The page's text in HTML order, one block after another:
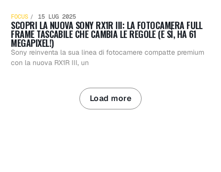
Sony
2025: la
guida
Nuova
RX1R III:
FOCUS 15 LUG 2025
SCOPRI LA NUOVA SONY RX1R III: LA FOTOCAMERA FULL
FRAME TASCABILE CHE CAMBIA LE REGOLE (E SÌ, HA 61
MEGAPIXEL!)
Sony reinventa la sua linea di fotocamere compatte premium
con la nuova RX1R III, un
Load more